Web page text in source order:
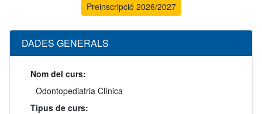
Preinscripció 2026/2027
DADES GENERALS
Nom del curs:
Odontopediatria Clínica
Tipus de curs: